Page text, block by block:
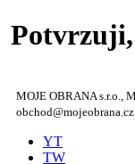
Potvrzuji,
MOJE OBRANA s.r.o.,
obchod@mojeobrana.cz
YT
TW